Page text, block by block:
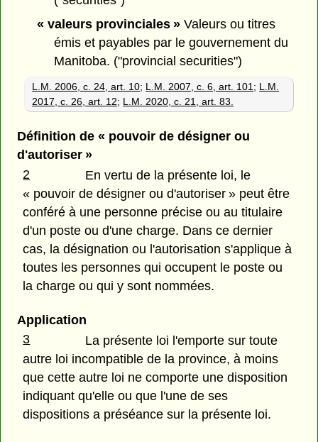
« valeurs provinciales »Valeurs ou titres
émis et payables par le gouvernement du
Manitoba. ("provincial securities")
L.M. 2006, c. 24, art. 10; L.M. 2007, c. 6, art. 101; L.M.
2017, c. 26, art. 12; L.M. 2020, c. 21, art. 83.
Définition de « pouvoir de désigner ou
d'autoriser »
2
En vertu de la présente loi, le
« pouvoir de désigner ou d'autoriser » peut être
conféré à une personne précise ou au titulaire
d'un poste ou d'une charge. Dans ce dernier
cas, la désignation ou l'autorisation s'applique à
toutes les personnes qui occupent le poste ou
la charge ou qui y sont nommées.
Application
3
La présente loi l'emporte sur toute
autre loi incompatible de la province, à moins
que cette autre loi ne comporte une disposition
indiquant qu'elle ou que l'une de ses
dispositions a préséance sur la présente loi.